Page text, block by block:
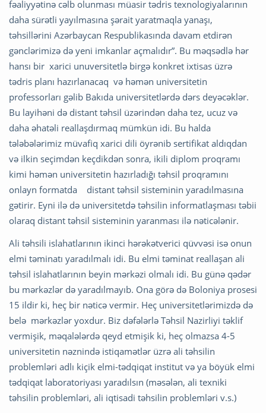
fəaliyyətinə cəlb olunması müasir tədris texnologiyalarının
daha sürətli yayılmasına şərait yaratmaqla yanaşı,
təhsillərini Azərbaycan Respublikasında davam etdirən
gənclərimizə də yeni imkanlar açmalıdır”. Bu məqsədlə hər
hansı bir xarici unuversitetlə birgə konkret ixtisas üzrə
tədris planı hazırlanacaq və həmən universitetin
professorları gəlib Bakıda universitetlərdə dərs deyəcəklər.
Bu layihəni də distant təhsil üzərindən daha tez, ucuz və
daha əhatəli reallaşdırmaq mümkün idi. Bu halda
tələbələrimiz müvafiq xarici dili öyrənib sertifikat aldıqdan
və ilkin seçimdən keçdikdən sonra, ikili diplom proqramı
kimi həmən universitetin hazırladığı təhsil proqramını
onlayn formatda distant təhsil sisteminin yaradılmasına
gətirir. Eyni ilə də universitetdə təhsilin informatlaşması təbii
olaraq distant təhsil sisteminin yaranması ilə nəticələnir.
Ali təhsili islahatlarının ikinci hərəkətverici qüvvəsi isə onun
elmi təminatı yaradılmalı idi. Bu elmi təminat reallaşan ali
təhsil islahatlarının beyin mərkəzi olmalı idi. Bu günə qədər
bu mərkəzlər də yaradılmayıb. Ona görə də Boloniya prosesi
15 ildir ki, heç bir nəticə vermir. Heç universitetlərimizdə də
belə mərkəzlər yoxdur. Biz dəfələrlə Təhsil Nazirliyi təklif
vermişik, məqalələrdə qeyd etmişik ki, heç olmazsa 4-5
universitetin nəznində istiqamətlər üzrə ali təhsilin
problemləri adlı kiçik elmi-tədqiqat institut və ya böyük elmi
tədqiqat laboratoriyası yaradılsın (məsələn, ali texniki
təhsilin problemləri, ali iqtisadi təhsilin problemləri v.s.)